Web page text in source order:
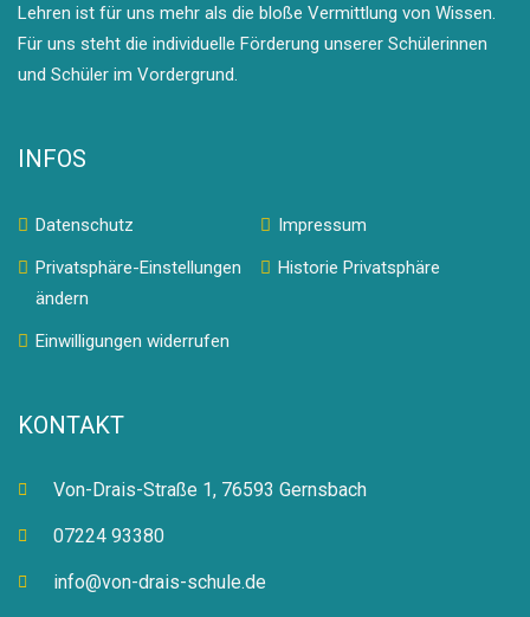
Lehren ist für uns mehr als die bloße Vermittlung von Wissen.
Für uns steht die individuelle Förderung unserer Schülerinnen
und Schüler im Vordergrund.
INFOS
Datenschutz
Impressum
Privatsphäre-Einstellungen
ändern
Historie Privatsphäre
Einwilligungen widerrufen
KONTAKT
Von-Drais-Straße 1, 76593 Gernsbach
07224 93380
info@von-drais-schule.de